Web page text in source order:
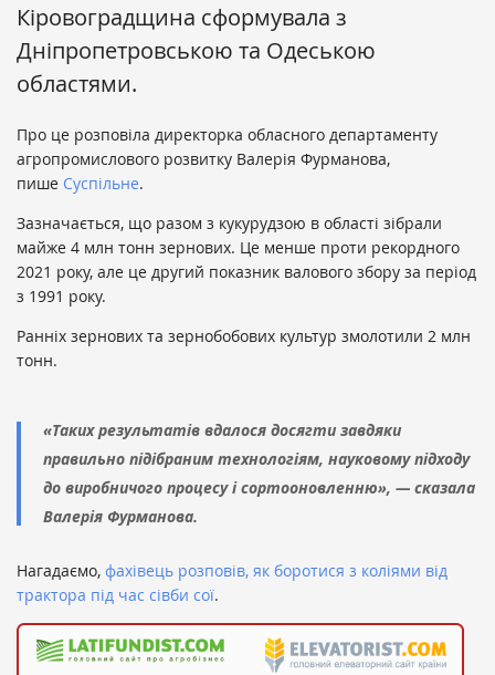
Кіровоградщина сформувала з
Дніпропетровською та Одеською
областями.
Про це розповіла директорка обласного департаменту
агропромислового розвитку Валерія Фурманова,
пише Суспільне.
Зазначається, що разом з кукурудзою в області зібрали
майже 4 млн тонн зернових. Це менше проти рекордного
2021 року, але це другий показник валового збору за період
з 1991 року.
Ранніх зернових та зернобобових культур змолотили 2 млн
тонн.
«Таких результатів вдалося досягти завдяки
правильно підібраним технологіям, науковому підходу
до виробничого процесу і сортооновленню», — сказала
Валерія Фурманова.
Нагадаємо, фахівець розповів, як боротися з коліями від
трактора під час сівби сої.